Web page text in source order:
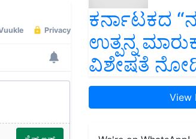
ಕರ್ನಾಟಕದ
ಉತ್ಪನ್ನ
ವಿಶೇಷತೆ
View